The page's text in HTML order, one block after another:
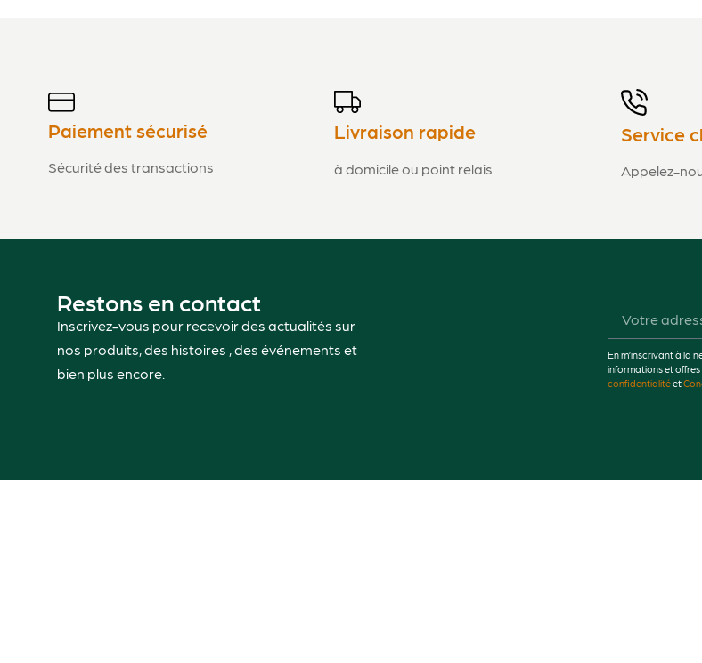
Paiement sécurisé
Sécurité des transactions
Livraison rapide
à domicile ou point relais
Service
Appelez-
Restons en contact
Inscrivez-vous pour recevoir des actualités sur
nos produits, des histoires , des événements et
bien plus encore.
En m’inscrivant à la
informations et
confidentialitéet